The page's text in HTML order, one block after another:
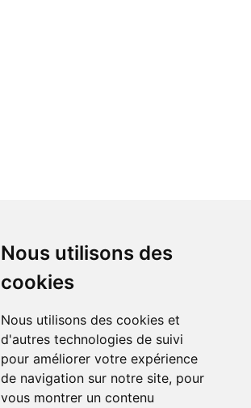
Nous utilisons des
cookies
Nous utilisons des cookies et
d'autres technologies de suivi
pour améliorer votre expérience
de navigation sur notre site, pour
vous montrer un contenu